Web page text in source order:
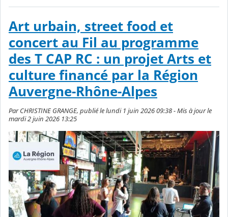
Art urbain, street food et
concert au Fil au programme
des T CAP RC : un projet Arts et
culture financé par la Région
Auvergne-Rhône-Alpes
Par CHRISTINE GRANGE, publié le lundi 1 juin 2026 09:38 - Mis à jour le
mardi 2 juin 2026 13:25